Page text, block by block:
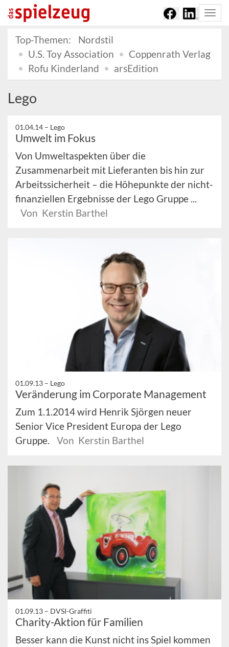
Top-Themen:
Nordstil
U.S. Toy Association
Coppenrath Verlag
Rofu Kinderland
arsEdition
Lego
01.04.14 – Lego
Umwelt im Fokus
Von Umweltaspekten über die
Zusammenarbeit mit Lieferanten bis hin zur
Arbeitssicherheit – die Höhepunkte der nicht-
finanziellen Ergebnisse der Lego Gruppe ...
Von Kerstin Barthel
01.09.13 – Lego
Veränderung im Corporate Management
Zum 1.1.2014 wird Henrik Sjörgen neuer
Senior Vice President Europa der Lego
Gruppe.
Von Kerstin Barthel
01.09.13 – DVSI-Graffiti
Charity-Aktion für Familien
Besser kann die Kunst nicht ins Spiel kommen